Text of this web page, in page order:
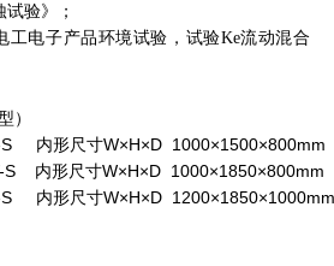
试验》；
工电子产品环境试验，试验Ke流动混合
）
内形尺寸W×H×D  1000×1500×800mm
内形尺寸W×H×D  1000×1850×800mm
内形尺寸W×H×D  1200×1850×1000mm